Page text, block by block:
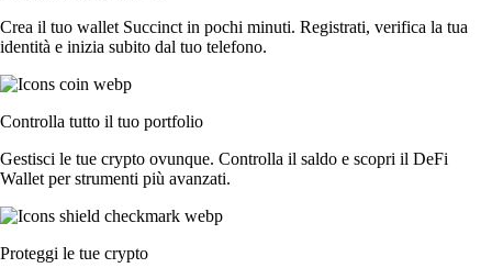
Crea il tuo wallet Succinct in pochi minuti. Registrati, verifica la tua
identità e inizia subito dal tuo telefono.
Controlla tutto il tuo portfolio
Gestisci le tue crypto ovunque. Controlla il saldo e scopri il DeFi
Wallet per strumenti più avanzati.
Proteggi le tue crypto